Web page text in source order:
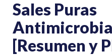
Sales Puras
[Resumen y